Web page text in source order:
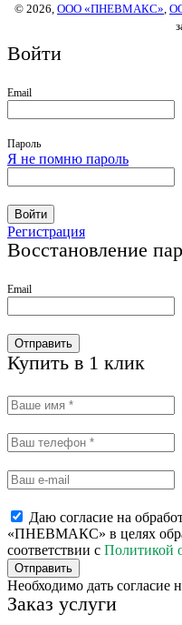
© 2026, ООО «ПНЕВМАКС»
Войти
Email
Пароль
Я не помню пароль
Войти
Регистрация
Восстановление
Email
Отправить
Купить в 1 клик
Даю согласие на
«ПНЕВМАКС» в целях
соответствии с Политикой
Отправить
Необходимо дать согласие
Заказ услуги